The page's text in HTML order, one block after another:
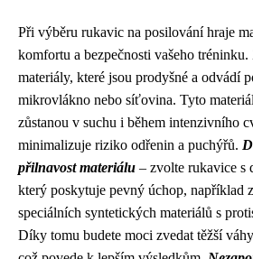
Při výběru rukavic na posilování hraje
komfortu a bezpečnosti vašeho tréninku.
materiály, které jsou prodyšné a odvádí
mikrovlákno nebo síťovina. Tyto
zůstanou v suchu i během intenzivního
minimalizuje riziko odřenin a puchýřů.
přilnavost materiálu – zvolte rukavice s
který poskytuje pevný úchop, například
speciálních syntetických materiálů s
Díky tomu budete moci zvedat těžší